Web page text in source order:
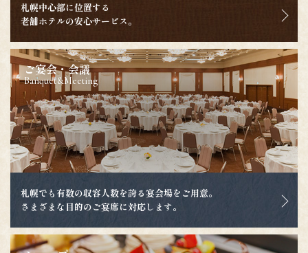
札幌中心部に位置する
老舗ホテルの安心サービス。
ご宴会・会議
Banquet&Meeting
札幌でも有数の収容人数を誇る宴会場をご用意。
さまざまな目的のご宴席に対応します。